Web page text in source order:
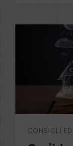
CONSIGLI